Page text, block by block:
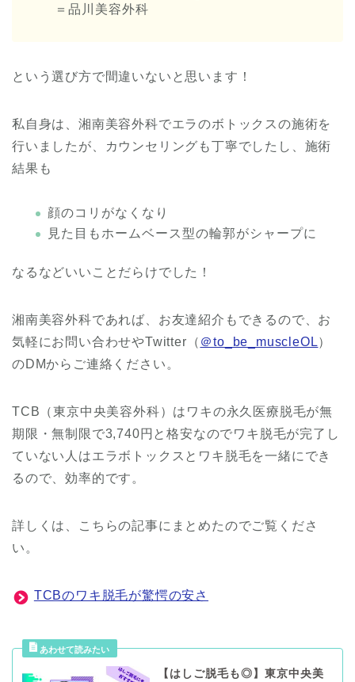
＝品川美容外科
という選び方で間違いないと思います！
私自身は、湘南美容外科でエラのボトックスの施術を
行いましたが、カウンセリングも丁寧でしたし、施術
結果も
顔のコリがなくなり
見た目もホームベース型の輪郭がシャープに
なるなどいいことだらけでした！
湘南美容外科であれば、お友達紹介もできるので、お
気軽にお問い合わせやTwitter（ ＠to_be_muscleOL）
のDMからご連絡ください。
TCB（東京中央美容外科）はワキの永久医療脱毛が無
期限・無制限で3,740円と格安なのでワキ脱毛が完了し
ていない人はエラボトックスとワキ脱毛を一緒にでき
るので、効率的です。
詳しくは、こちらの記事にまとめたのでご覧くださ
い。
TCBのワキ脱毛が驚愕の安さ
【はしご脱毛も◎】東京中央美